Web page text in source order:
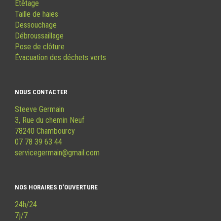
Étêtage
Taille de haies
Dessouchage
Débroussaillage
Pose de clôture
Évacuation des déchets verts
NOUS CONTACTER
Steeve Germain
3, Rue du chemin Neuf
78240 Chambourcy
07 78 39 63 44
servicegermain@gmail.com
NOS HORAIRES D’OUVERTURE
24h/24
7j/7